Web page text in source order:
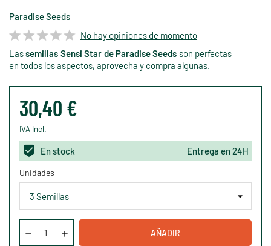
Paradise Seeds
No hay opiniones de momento
Lassemillas Sensi Star de Paradise Seeds son perfectas
en todos los aspectos, aprovecha y compra algunas.
30,40 €
IVA Incl.
En stock Entrega en 24H
Unidades
AÑADIR